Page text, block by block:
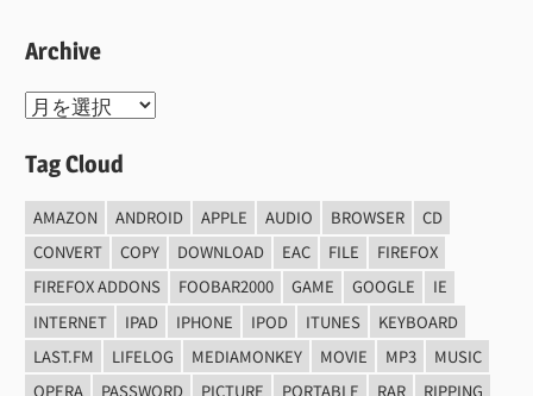
Archive
Archive
Tag Cloud
AMAZON ANDROID APPLE AUDIO BROWSER
CD
CONVERT
COPY DOWNLOAD EAC FILE
FIREFOX
FIREFOX ADDONS
FOOBAR2000 GAME GOOGLE
IE
INTERNET
IPAD IPHONE IPOD ITUNES
KEYBOARD
LAST.FM
LIFELOG MEDIAMONKEY MOVIE MP3
MUSIC
OPERA
PASSWORD PICTURE PORTABLE RAR RIPPING